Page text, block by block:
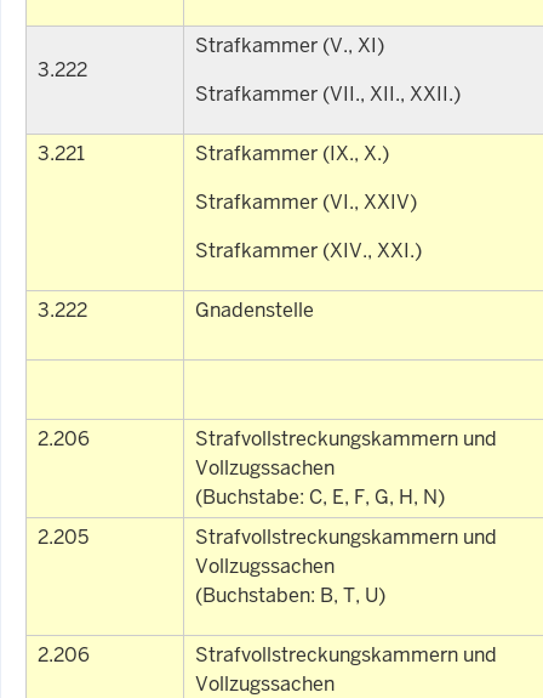
3.222
Strafkammer (V., XI)
Strafkammer (VII., XII., XXII.)
3.221
Strafkammer (IX., X.)
Strafkammer (VI., XXIV)
Strafkammer (XIV., XXI.)
3.222 Gnadenstelle
2.206
Strafvollstreckungskammern und
Vollzugssachen
(Buchstabe: C, E, F, G, H, N)
2.205
Strafvollstreckungskammern und
Vollzugssachen
(Buchstaben: B, T, U)
2.206
Strafvollstreckungskammern und
Vollzugssachen